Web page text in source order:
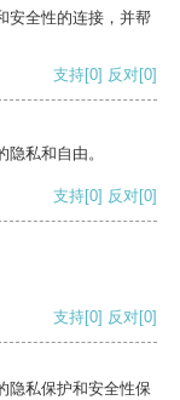
安全性的连接，并帮
支持[0] 反对[0]
私和自由。
支持[0] 反对[0]
支持[0] 反对[0]
隐私保护和安全性保